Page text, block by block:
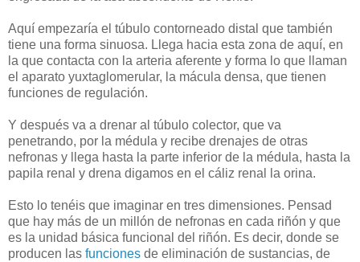
Aquí empezaría el túbulo contorneado distal que también
tiene una forma sinuosa. Llega hacia esta zona de aquí, en
la que contacta con la arteria aferente y forma lo que llaman
el aparato yuxtaglomerular, la mácula densa, que tienen
funciones de regulación.
Y después va a drenar al túbulo colector, que va
penetrando, por la médula y recibe drenajes de otras
nefronas y llega hasta la parte inferior de la médula, hasta la
papila renal y drena digamos en el cáliz renal la orina.
Esto lo tenéis que imaginar en tres dimensiones. Pensad
que hay más de un millón de nefronas en cada riñón y que
es la unidad básica funcional del riñón. Es decir, donde se
producen las funciones de eliminación de sustancias, de